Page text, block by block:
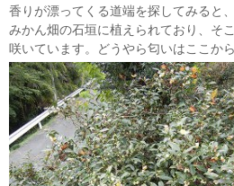
香りが漂ってくる道端を探してみると
みかん畑の石垣に植えられており、そ
咲いています。どうやら匂いはここか